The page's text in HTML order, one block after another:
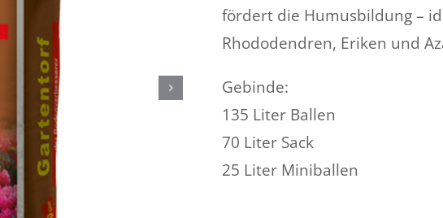
fördert die Humusbildung –
Rhododendren, Eriken und
Gebinde:
135 Liter Ballen
70 Liter Sack
25 Liter Miniballen
Betrug
Achtung!
Sehr geehrte Kunden,
wir möchten Sie darüber